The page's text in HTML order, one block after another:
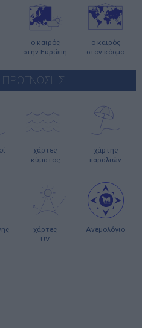
ο καιρός
στην Ευρώπη
ο καιρός
στον κόσμο
ΠΡΟΓΝΩΣΗΣ
χάρτες
κύματος
χάρτης
παραλιών
χάρτες
UV
Ανεμολόγιο